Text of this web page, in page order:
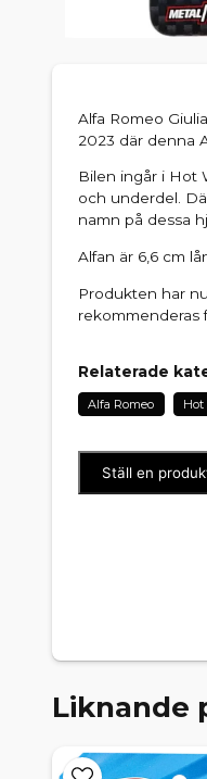
Alfa Romeo
2023 där denna
Bilen ingår i Hot
och underdel.
namn på dessa
Alfan är 6,6 cm
Produkten har
rekommenderas
Relaterade
Alfa Romeo Hot
Ställ en
Liknande